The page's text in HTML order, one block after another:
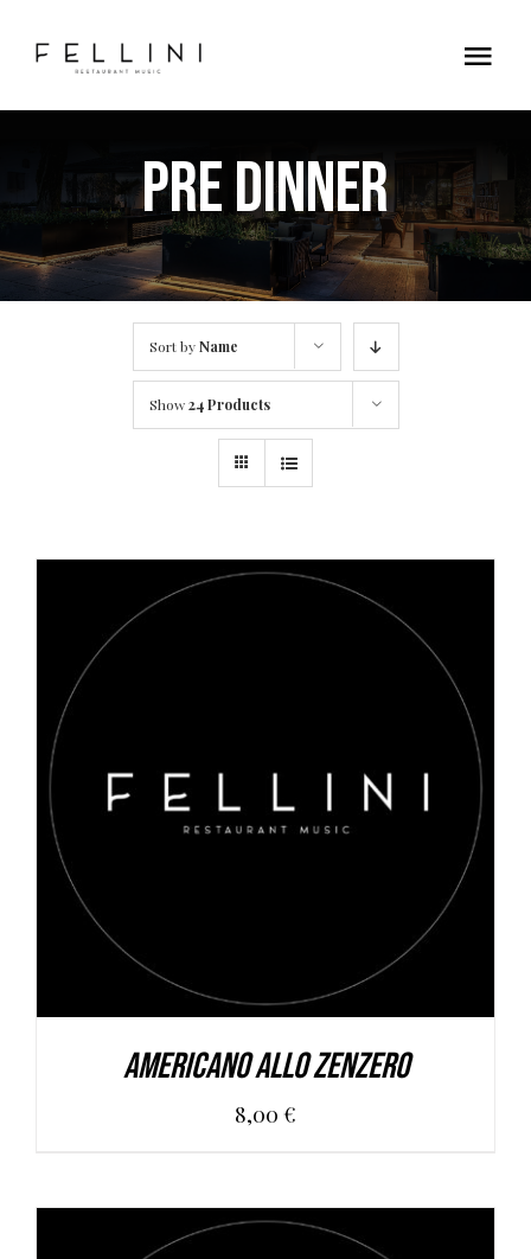
PRE DINNER
Sort byName
Show24 Products
AGGIUNGI AL CARRELLO DETAILS
Americano allo Zenzero
8,00 €